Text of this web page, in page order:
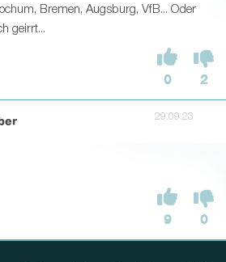
Bremen, Augsburg, VfB... Oder
geirrt...
0 2
29.09.23
9 0